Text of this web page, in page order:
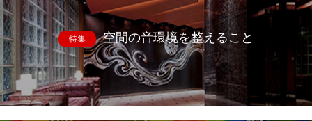
特集 空間の音環境を整えること